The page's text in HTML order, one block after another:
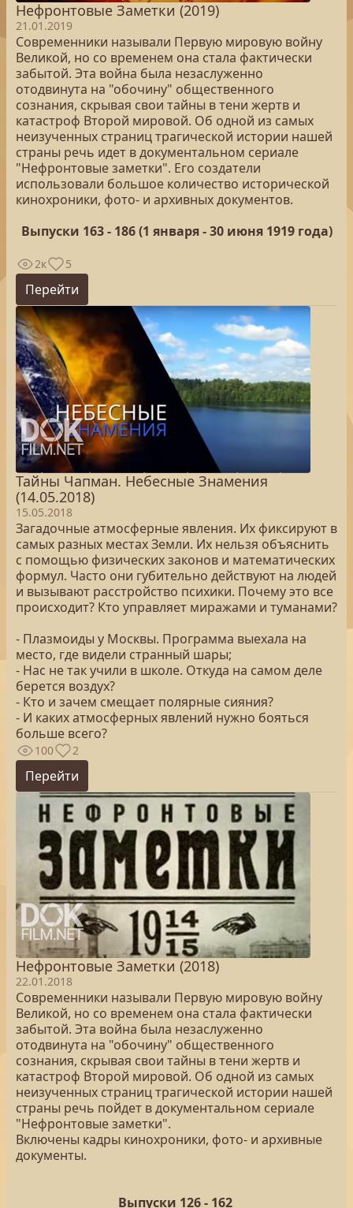
Нефронтовые Заметки (2019)
21.01.2019
Современники называли Первую мировую войну
Великой, но со временем она стала фактически
забытой. Эта война была незаслуженно
отодвинута на "обочину" общественного
сознания, скрывая свои тайны в тени жертв и
катастроф Второй мировой. Об одной из самых
неизученных страниц трагической истории нашей
страны речь идет в документальном сериале
"Нефронтовые заметки". Его создатели
использовали большое количество исторической
кинохроники, фото- и архивных документов.
Выпуски 163 - 186 (1 января - 30 июня 1919 года)
2к 5
Перейти
Тайны Чапман. Небесные Знамения
(14.05.2018)
15.05.2018
Загадочные атмосферные явления. Их фиксируют в
самых разных местах Земли. Их нельзя объяснить
с помощью физических законов и математических
формул. Часто они губительно действуют на людей
и вызывают расстройство психики. Почему это все
происходит? Кто управляет миражами и туманами?
- Плазмоиды у Москвы. Программа выехала на
место, где видели странный шары;
- Нас не так учили в школе. Откуда на самом деле
берется воздух?
- Кто и зачем смещает полярные сияния?
- И каких атмосферных явлений нужно бояться
больше всего?
100 2
Перейти
Нефронтовые Заметки (2018)
22.01.2018
Современники называли Первую мировую войну
Великой, но со временем она стала фактически
забытой. Эта война была незаслуженно
отодвинута на "обочину" общественного
сознания, скрывая свои тайны в тени жертв и
катастроф Второй мировой. Об одной из самых
неизученных страниц трагической истории нашей
страны речь пойдет в документальном сериале
"Нефронтовые заметки".
Включены кадры кинохроники, фото- и архивные
документы.
Выпуски 126 - 162